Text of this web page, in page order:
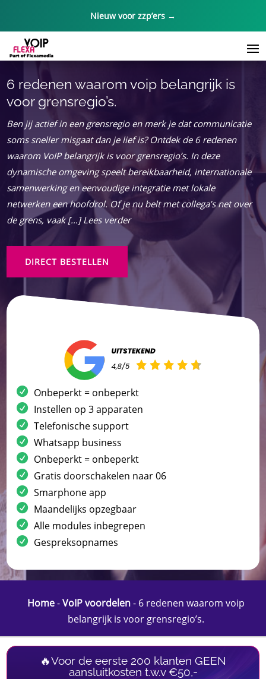
Nieuw voor zzp’ers →
6 redenen waarom voip belangrijk is
voor grensregio’s.
Ben jij actief in een grensregio en merk je dat communicatie
soms sneller misgaat dan je lief is? Ontdek de 6 redenen
waarom VoIP belangrijk is voor grensregio’s. In deze
dynamische omgeving speelt bereikbaarheid, internationale
samenwerking en eenvoudige integratie met lokale
netwerken een hoofdrol. Of je nu belt met collega’s net over
de grens, vaak […] Lees verder
DIRECT BESTELLEN
Onbeperkt = onbeperkt
Instellen op 3 apparaten
Telefonische support
Whatsapp business
Onbeperkt = onbeperkt
Gratis doorschakelen naar 06
Smarphone app
Maandelijks opzegbaar
Alle modules inbegrepen
Gespreksopnames
Home-VoIP voordelen- 6 redenen waarom voip
belangrijk is voor grensregio’s.
🔥Voor de eerste 200 klanten GEEN
aansluitkosten t.w.v €50,-